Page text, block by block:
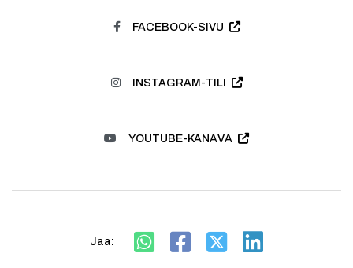
FACEBOOK-SIVU
INSTAGRAM-TILI
YOUTUBE-KANAVA
Jaa: